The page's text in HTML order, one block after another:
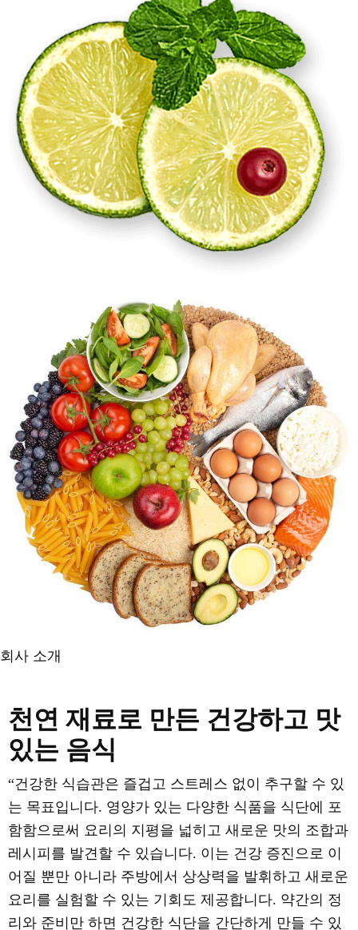
회사 소개
천연 재료로 만든 건강하고 맛
있는 음식
“건강한 식습관은 즐겁고 스트레스 없이 추구할 수 있
는 목표입니다. 영양가 있는 다양한 식품을 식단에 포
함함으로써 요리의 지평을 넓히고 새로운 맛의 조합과
레시피를 발견할 수 있습니다. 이는 건강 증진으로 이
어질 뿐만 아니라 주방에서 상상력을 발휘하고 새로운
요리를 실험할 수 있는 기회도 제공합니다. 약간의 정
리와 준비만 하면 건강한 식단을 간단하게 만들 수 있